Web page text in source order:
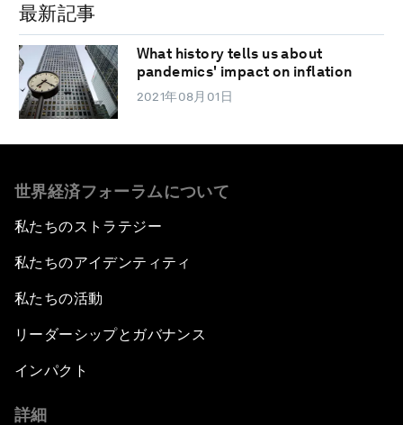
最新記事
What history tells us about
pandemics' impact on inflation
2021年08月01日
世界経済フォーラムについて
私たちのストラテジー
私たちのアイデンティティ
私たちの活動
リーダーシップとガバナンス
インパクト
詳細